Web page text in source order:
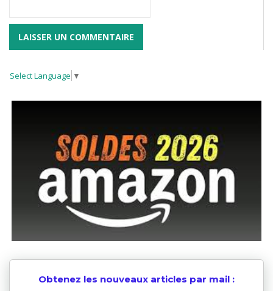
Select Language ▼
Obtenez les nouveaux articles par mail :